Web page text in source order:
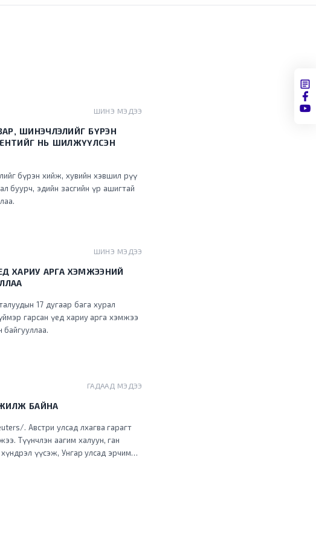
ШИНЭ МЭДЭЭ
ШИНЭЧЛЭЛИЙГ БҮРЭН
НЬ ШИЛЖҮҮЛСЭН
бүрэн хийж, хувийн хэвшил рүү
буурч, эдийн засгийн үр ашигтай
ШИНЭ МЭДЭЭ
ХАРИУ АРГА ХЭМЖЭЭНИЙ
17 дугаар бага хурал
гарсан үед хариу арга хэмжээ
байгууллаа.
ГАДААД МЭДЭЭ
БАЙНА
. Австри улсад лхагва гарагт
Түүнчлэн аагим халуун, ган
хүндрэл үүсэж, Унгар улсад эрчим
ажиллаж байна. Хэт